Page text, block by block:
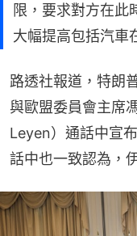
限，要求對方在此
大幅提高包括汽車
路透社報道，特朗
與歐盟委員會主席
Leyen）通話中宣
話中也一致認為，